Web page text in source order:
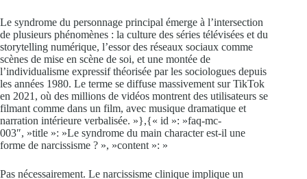
Le syndrome du personnage principal émerge à l’intersection
de plusieurs phénomènes : la culture des séries télévisées et du
storytelling numérique, l’essor des réseaux sociaux comme
scènes de mise en scène de soi, et une montée de
l’individualisme expressif théorisée par les sociologues depuis
les années 1980. Le terme se diffuse massivement sur TikTok
en 2021, où des millions de vidéos montrent des utilisateurs se
filmant comme dans un film, avec musique dramatique et
narration intérieure verbalisée. »},{« id »: »faq-mc-
003″, »title »: »Le syndrome du main character est-il une
forme de narcissisme ? », »content »: »
Pas nécessairement. Le narcissisme clinique implique un